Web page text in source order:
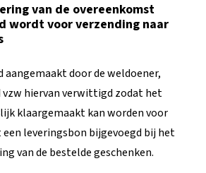
van de overeenkomst
wordt voor verzending naar
aangemaakt door de weldoener,
hiervan verwittigd zodat het
klaargemaakt kan worden voor
leveringsbon bijgevoegd bij het
van de bestelde geschenken.